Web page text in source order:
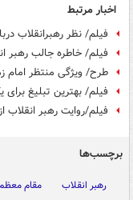
اخبار مرتبط
فیلم/ نظر رهبرانقلاب
فیلم/ خاطره‌ جالب
طرح/ ویژگی منتظر امام
فیلم/ بهترین تبلیغ برای
فیلم/روایت رهبر
برچسب‌ها
رهبر انقلاب مقام